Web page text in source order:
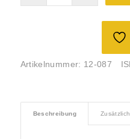
Artikelnummer: 12-087
Beschreibung